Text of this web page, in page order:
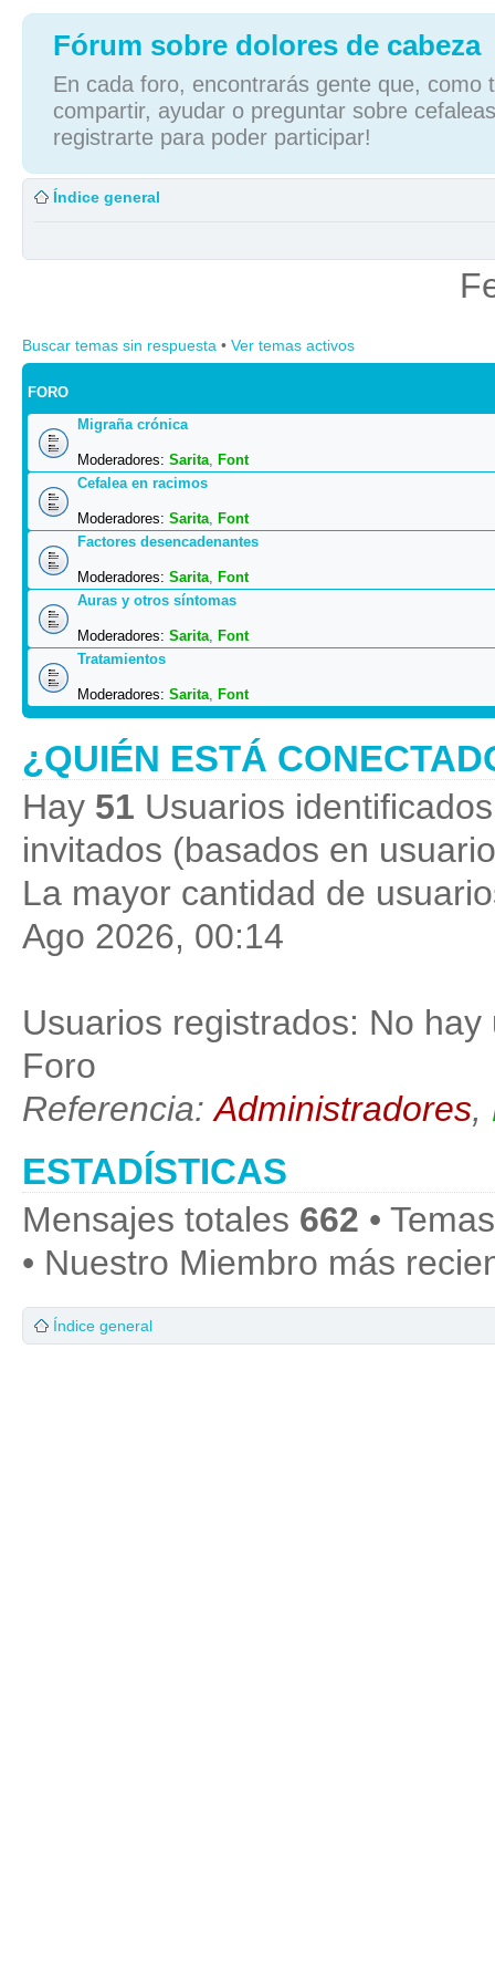
Fórum sobre dolores de cabeza
En cada foro, encontrarás gente que, como
compartir, ayudar o preguntar sobre
registrarte para poder participar!
Índice general
Buscar temas sin respuesta • Ver temas activos
FORO
Migraña crónica
Moderadores: Sarita, Font
Cefalea en racimos
Moderadores: Sarita, Font
Factores desencadenantes
Moderadores: Sarita, Font
Auras y otros síntomas
Moderadores: Sarita, Font
Tratamientos
Moderadores: Sarita, Font
¿QUIÉN ESTÁ
Hay 51 Usuarios
invitados (basados en
La mayor cantidad de
Ago 2026, 00:14
Usuarios registrados: No
Foro
Referencia:Administradores,
ESTADÍSTICAS
Mensajes totales 662 •
• Nuestro Miembro más
Índice general